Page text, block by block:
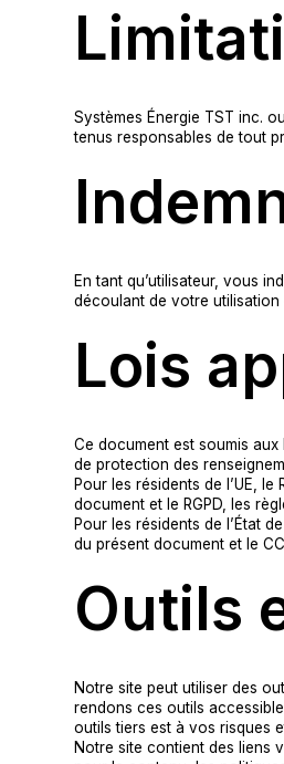
Systèmes Énergie TST inc.
tenus responsables de tout
En tant qu’utilisateur, vous
découlant de votre
Lois
Ce document est soumis
de protection des
Pour les résidents de l’UE,
document et le RGPD, les
Pour les résidents de l’État
du présent document et le
Outils
Notre site peut utiliser des
rendons ces outils
outils tiers est à vos risques
Notre site contient des liens